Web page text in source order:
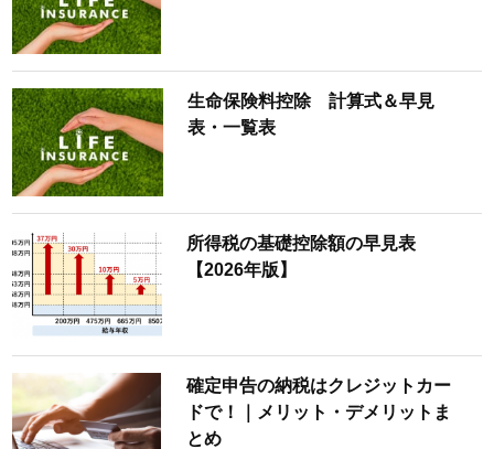
生命保険料控除 計算式＆早見
表・一覧表
所得税の基礎控除額の早見表
【2026年版】
確定申告の納税はクレジットカー
ドで！｜メリット・デメリットま
とめ